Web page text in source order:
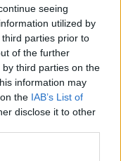
seeing
utilized by
parties prior to
of the further
third parties on the
information may
the IAB’s List of
disclose it to other
cu oficialii
Olăroiu îşi
demisia din
Saudite,